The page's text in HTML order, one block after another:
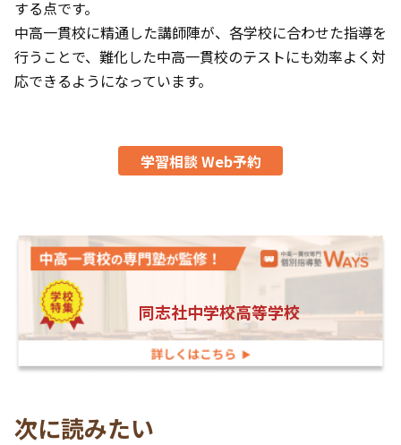
する点です。
中高一貫校に精通した講師陣が、各学校に合わせた指導を
行うことで、難化した中高一貫校のテストにも効率よく対
応できるようになっています。
学習相談 Web予約
同志社中学校高等学校
次に読みたい